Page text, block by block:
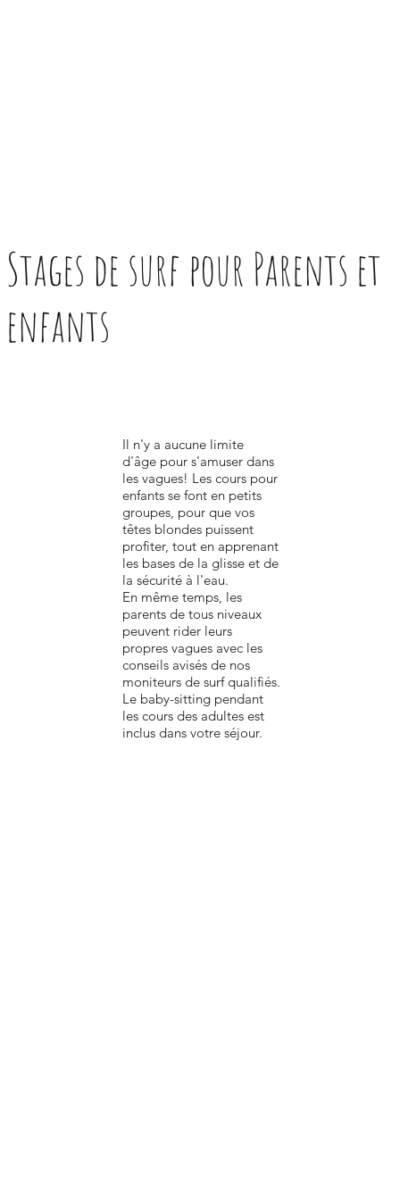
Stages de surf pour Parents et
enfants
Il n'y a aucune limite
d'âge pour s'amuser dans
les vagues! Les cours pour
enfants se font en petits
groupes, pour que vos
têtes blondes puissent
profiter, tout en apprenant
les bases de la glisse et de
la sécurité à l'eau.
En même temps, les
parents de tous niveaux
peuvent rider leurs
propres vagues avec les
conseils avisés de nos
moniteurs de surf qualifiés.
Le baby-sitting pendant
les cours des adultes est
inclus dans votre séjour.